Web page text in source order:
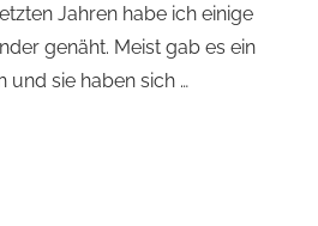
Jahren habe ich einige
genäht. Meist gab es ein
und sie haben sich …